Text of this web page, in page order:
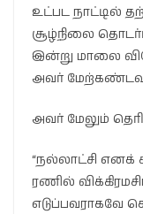
உட்பட நாட்டில்
சூழ்நிலை
இன்று மாலை
அவர்
அவர் மேலும்
“நல்லாட்சி எனக்
ரணில்
எடுப்பவராகவே